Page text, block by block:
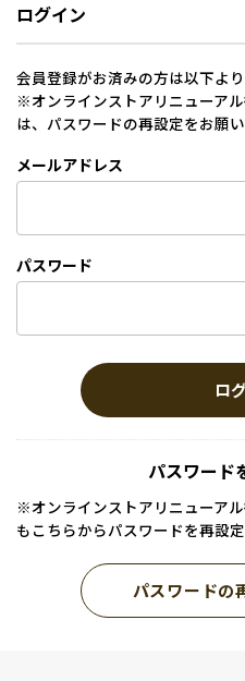
ログイン
会員登録がお済みの方は以下よ
※オンラインストアリニューア
は、パスワードの再設定をお願い
メールアドレス
パスワード
ロ
パスワード
※オンラインストアリニューア
もこちらからパスワードを再設定
パスワードの